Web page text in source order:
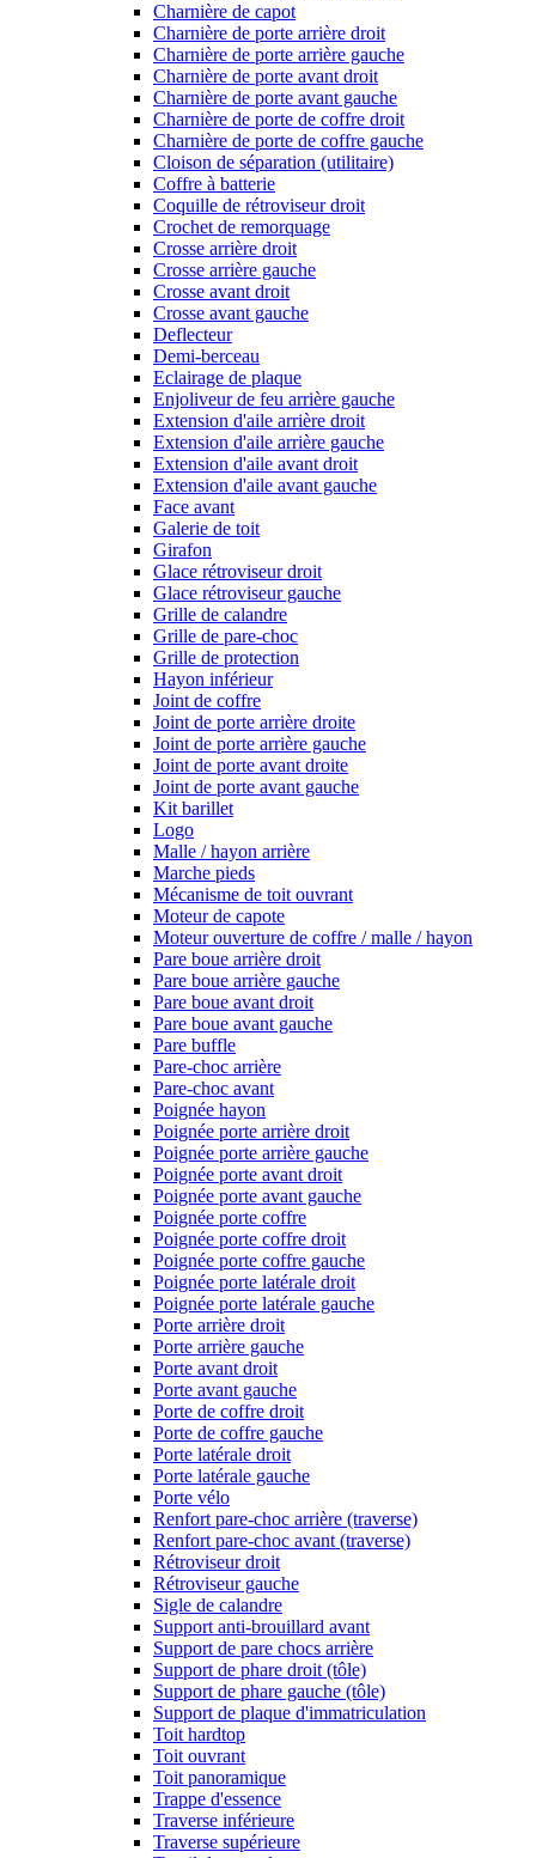
Charnière de capot
Charnière de porte arrière droit
Charnière de porte arrière gauche
Charnière de porte avant droit
Charnière de porte avant gauche
Charnière de porte de coffre droit
Charnière de porte de coffre gauche
Cloison de séparation (utilitaire)
Coffre à batterie
Coquille de rétroviseur droit
Crochet de remorquage
Crosse arrière droit
Crosse arrière gauche
Crosse avant droit
Crosse avant gauche
Deflecteur
Demi-berceau
Eclairage de plaque
Enjoliveur de feu arrière gauche
Extension d'aile arrière droit
Extension d'aile arrière gauche
Extension d'aile avant droit
Extension d'aile avant gauche
Face avant
Galerie de toit
Girafon
Glace rétroviseur droit
Glace rétroviseur gauche
Grille de calandre
Grille de pare-choc
Grille de protection
Hayon inférieur
Joint de coffre
Joint de porte arrière droite
Joint de porte arrière gauche
Joint de porte avant droite
Joint de porte avant gauche
Kit barillet
Logo
Malle / hayon arrière
Marche pieds
Mécanisme de toit ouvrant
Moteur de capote
Moteur ouverture de coffre / malle / hayon
Pare boue arrière droit
Pare boue arrière gauche
Pare boue avant droit
Pare boue avant gauche
Pare buffle
Pare-choc arrière
Pare-choc avant
Poignée hayon
Poignée porte arrière droit
Poignée porte arrière gauche
Poignée porte avant droit
Poignée porte avant gauche
Poignée porte coffre
Poignée porte coffre droit
Poignée porte coffre gauche
Poignée porte latérale droit
Poignée porte latérale gauche
Porte arrière droit
Porte arrière gauche
Porte avant droit
Porte avant gauche
Porte de coffre droit
Porte de coffre gauche
Porte latérale droit
Porte latérale gauche
Porte vélo
Renfort pare-choc arrière (traverse)
Renfort pare-choc avant (traverse)
Rétroviseur droit
Rétroviseur gauche
Sigle de calandre
Support anti-brouillard avant
Support de pare chocs arrière
Support de phare droit (tôle)
Support de phare gauche (tôle)
Support de plaque d'immatriculation
Toit hardtop
Toit ouvrant
Toit panoramique
Trappe d'essence
Traverse inférieure
Traverse supérieure